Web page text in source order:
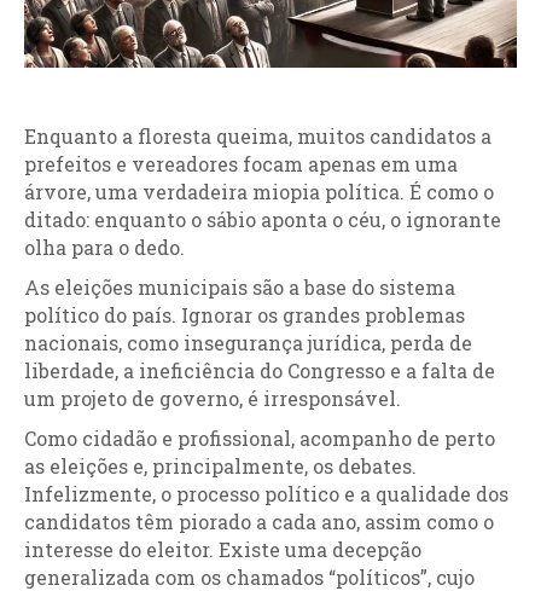
Enquanto a floresta queima, muitos candidatos a
prefeitos e vereadores focam apenas em uma
árvore, uma verdadeira miopia política. É como o
ditado: enquanto o sábio aponta o céu, o ignorante
olha para o dedo.
As eleições municipais são a base do sistema
político do país. Ignorar os grandes problemas
nacionais, como insegurança jurídica, perda de
liberdade, a ineficiência do Congresso e a falta de
um projeto de governo, é irresponsável.
Como cidadão e profissional, acompanho de perto
as eleições e, principalmente, os debates.
Infelizmente, o processo político e a qualidade dos
candidatos têm piorado a cada ano, assim como o
interesse do eleitor. Existe uma decepção
generalizada com os chamados “políticos”, cujo